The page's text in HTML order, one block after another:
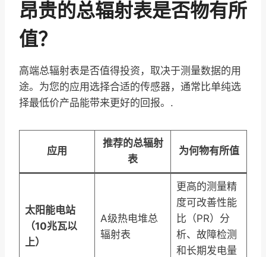
昂贵的总辐射表是否物有所
值？
高端总辐射表是否值得投资，取决于测量数据的用
途。为您的应用选择合适的传感器，通常比单纯选
择最低价产品能带来更好的回报。.
应用
推荐的总辐射
表
为何物有所值
太阳能电站
（10兆瓦以
上）
A级热电堆总
辐射表
更高的测量精
度可改善性能
比（PR）分
析、故障检测
和长期发电量